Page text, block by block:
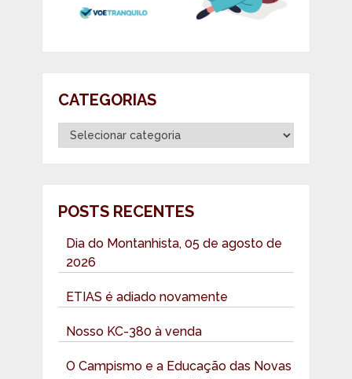
CATEGORIAS
Categorias
POSTS RECENTES
Dia do Montanhista, 05 de agosto de
2026
ETIAS é adiado novamente
Nosso KC-380 à venda
O Campismo e a Educação das Novas